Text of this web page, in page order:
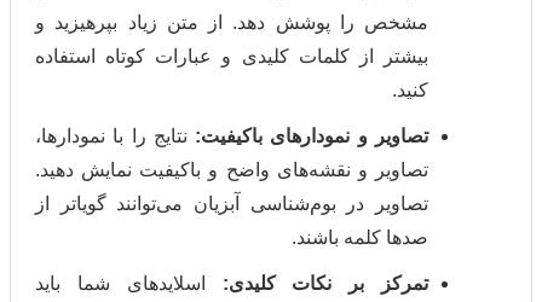
مشخص را پوشش دهد. از متن زیاد بپرهیزید و
بیشتر از کلمات کلیدی و عبارات کوتاه استفاده
تصاویر و نمودارهای باکیفیت:نتایج را با نمودارها،
تصاویر و نقشه‌های واضح و باکیفیت نمایش دهید.
تصاویر در بوم‌شناسی آبزیان می‌توانند گویاتر از
صدها کلمه باشند.
تمرکز بر نکات کلیدی:
اسلایدهای شما باید